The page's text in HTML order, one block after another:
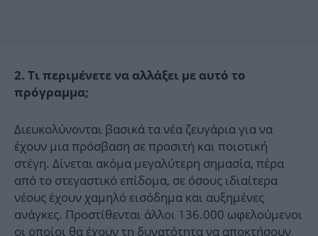
2. Τι περιμένετε να αλλάξει με αυτό το
πρόγραμμα;
Διευκολύνονται βασικά τα νέα ζευγάρια για να
έχουν μια πρόσβαση σε προσιτή και ποιοτική
στέγη. Δίνεται ακόμα μεγαλύτερη σημασία, πέρα
από το στεγαστικό επίδομα, σε όσους ιδιαίτερα
νέους έχουν χαμηλό εισόδημα και αυξημένες
ανάγκες. Προστίθενται άλλοι 136.000 ωφελούμενοι
οι οποίοι θα έχουν τη δυνατότητα να αποκτήσουν